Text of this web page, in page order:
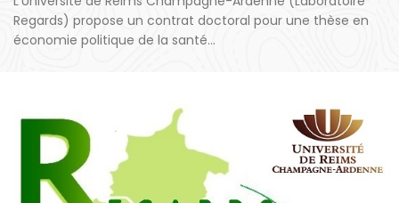
Regards) propose un contrat doctoral pour une thèse en
économie politique de la santé…